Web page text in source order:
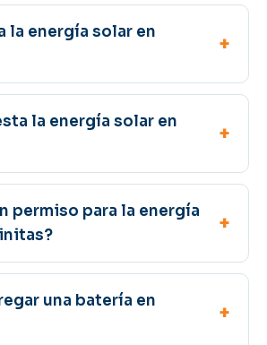
la energía solar en
la energía solar en
permiso para la energía
una batería en